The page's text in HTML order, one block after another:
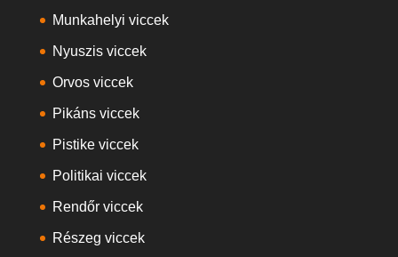
Munkahelyi viccek
Nyuszis viccek
Orvos viccek
Pikáns viccek
Pistike viccek
Politikai viccek
Rendőr viccek
Részeg viccek